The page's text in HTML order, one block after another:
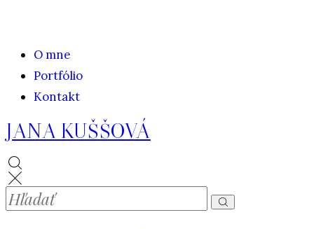
O mne
Portfólio
Kontakt
JANA KUŠŠOVÁ